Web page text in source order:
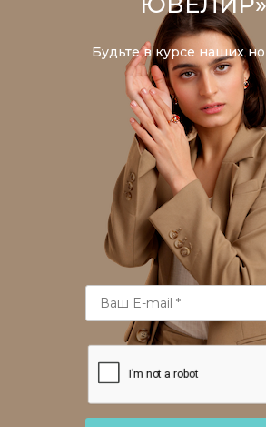
Будьте в курсе наших